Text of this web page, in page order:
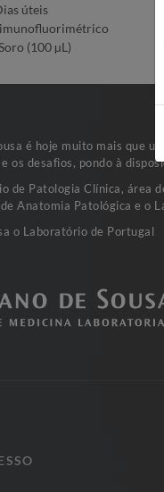
úteis
(100 µL)
é hoje muito mais que
os desafios, pondo à
de Patologia Clínica, área
Anatomia Patológica e o
o Laboratório de Portugal